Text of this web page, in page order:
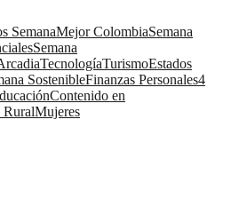
SemanaMejor ColombiaSemana
Semana
TecnologíaTurismoEstados
SostenibleFinanzas Personales4
Contenido en
RuralMujeres